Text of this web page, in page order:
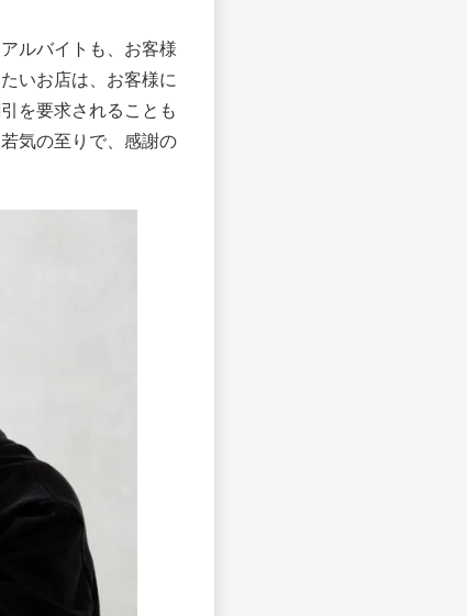
ルバイトも、お客様
いお店は、お客様に
を要求されることも
気の至りで、感謝の